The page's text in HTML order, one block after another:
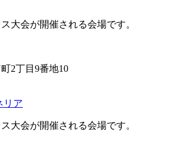
大会が開催される会場です。
2丁目9番地10
リア
大会が開催される会場です。